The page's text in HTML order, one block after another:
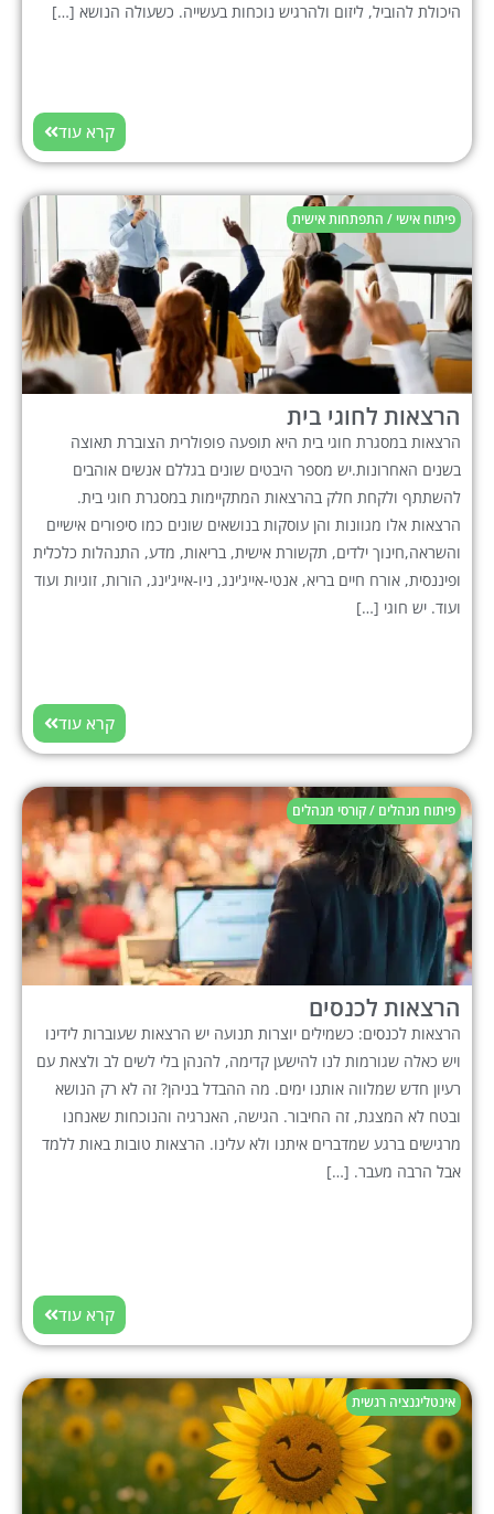
היכולת להוביל, ליזום ולהרגיש נוכחות בעשייה. כשעולה הנושא […]
קרא עוד
פיתוח אישי / התפתחות אישית
הרצאות לחוגי בית
הרצאות במסגרת חוגי בית היא תופעה פופולרית הצוברת תאוצה
בשנים האחרונות.יש מספר היבטים שונים בגללם אנשים אוהבים
להשתתף ולקחת חלק בהרצאות המתקיימות במסגרת חוגי בית.
הרצאות אלו מגוונות והן עוסקות בנושאים שונים כמו סיפורים אישיים
והשראה,חינוך ילדים, תקשורת אישית, בריאות, מדע, התנהלות כלכלית
ופיננסית, אורח חיים בריא, אנטי-אייג'ינג, ניו-אייג'ינג, הורות, זוגיות ועוד
ועוד. יש חוגי […]
קרא עוד
פיתוח מנהלים / קורסי מנהלים
הרצאות לכנסים
הרצאות לכנסים: כשמילים יוצרות תנועה יש הרצאות שעוברות לידינו
ויש כאלה שגורמות לנו להישען קדימה, להנהן בלי לשים לב ולצאת עם
רעיון חדש שמלווה אותנו ימים. מה ההבדל בניהן? זה לא רק הנושא
ובטח לא המצגת, זה החיבור. הגישה, האנרגיה והנוכחות שאנחנו
מרגישים ברגע שמדברים איתנו ולא עלינו. הרצאות טובות באות ללמד
אבל הרבה מעבר. […]
קרא עוד
אינטליגנציה רגשית